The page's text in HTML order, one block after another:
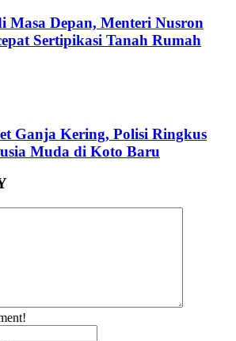
Masa Depan, Menteri Nusron
Sertipikasi Tanah Rumah
Ganja Kering, Polisi Ringkus
Muda di Koto Baru